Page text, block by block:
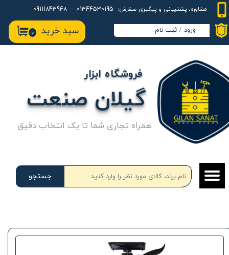
مشاوره، پشتیبانی و پیگیری سفارش:
۰ سبد خرید ورود / ثبت نام
حساب کاربری من
تغییر گذر واژه
سفارشات
خروج از حساب کاربری
جستجو
گیلان صنعت
فروشگاه ابزار
همراه تجاری شما تا یک انتخاب دقیق